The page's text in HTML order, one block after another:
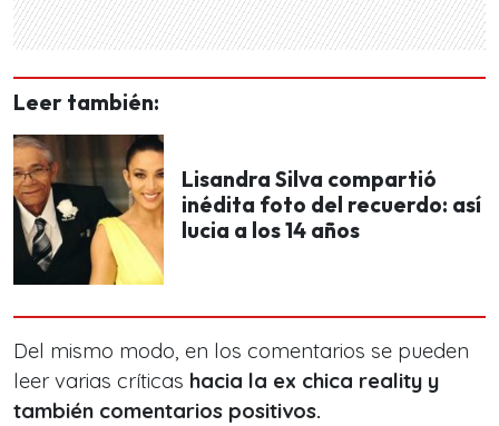
Leer también:
Lisandra Silva compartió
inédita foto del recuerdo: así
lucia a los 14 años
Del mismo modo, en los comentarios se pueden
leer varias críticas hacia la ex chica reality y
también comentarios positivos.